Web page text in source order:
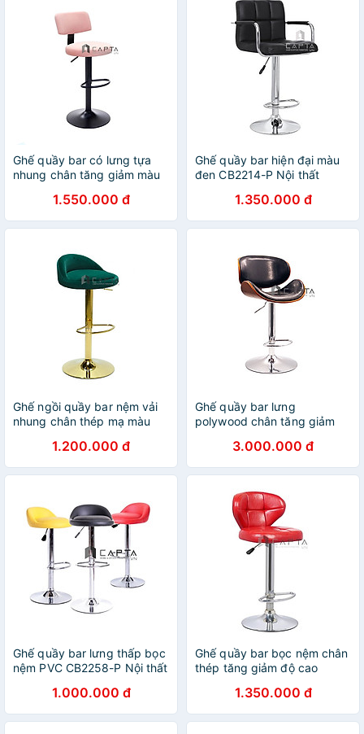
Ghế quầy bar có lưng tựa
nhung chân tăng giảm màu
1.550.000 đ
Ghế quầy bar hiện đại màu
đen CB2214-P Nội thất
thép mạ chân thép mạ
chrome bóng tăng giảm độ
cao
1.350.000 đ
Ghế ngồi quầy bar nệm vải
nhung chân thép mạ màu
Nội thất Capta hcm
1.200.000 đ
Ghế quầy bar lưng
polywood chân tăng giảm
CB2246-P Nội thất Captaa
3.000.000 đ
Ghế quầy bar lưng thấp bọc
nệm PVC CB2258-P Nội thất
1.000.000 đ
Ghế quầy bar bọc nệm chân
thép tăng giảm độ cao
1.350.000 đ